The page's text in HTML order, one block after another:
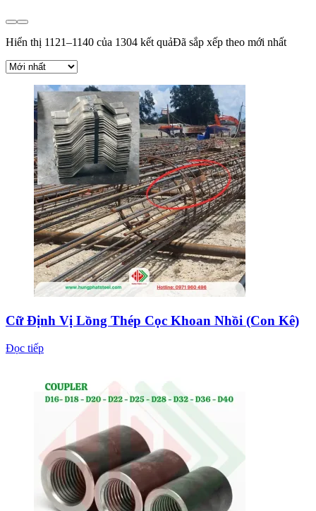
Hiển thị 1121–1140 của 1304 kết quảĐã sắp xếp theo mới nhất
Cữ Định Vị Lồng Thép Cọc Khoan Nhồi (Con Kê)
Đọc tiếp